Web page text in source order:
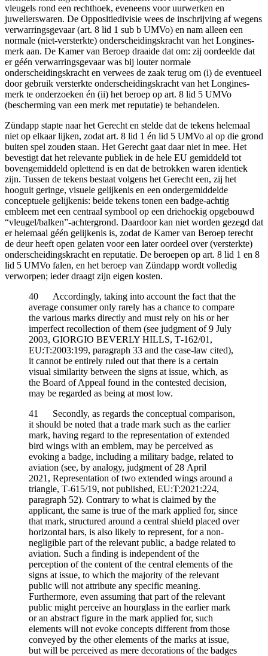
vleugels rond een rechthoek, eveneens voor uurwerken en
juwelierswaren. De Oppositiedivisie wees de inschrijving af wegens
verwarringsgevaar (art. 8 lid 1 sub b UMVo) en nam alleen een
normale (niet-versterkte) onderscheidingskracht van het Longines-
merk aan. De Kamer van Beroep draaide dat om: zij oordeelde dat
er géén verwarringsgevaar was bij louter normale
onderscheidingskracht en verwees de zaak terug om (i) de eventueel
door gebruik versterkte onderscheidingskracht van het Longines-
merk te onderzoeken én (ii) het beroep op art. 8 lid 5 UMVo
(bescherming van een merk met reputatie) te behandelen.
Zündapp stapte naar het Gerecht en stelde dat de tekens helemaal
niet op elkaar lijken, zodat art. 8 lid 1 én lid 5 UMVo al op die grond
buiten spel zouden staan. Het Gerecht gaat daar niet in mee. Het
bevestigt dat het relevante publiek in de hele EU gemiddeld tot
bovengemiddeld oplettend is en dat de betrokken waren identiek
zijn. Tussen de tekens bestaat volgens het Gerecht een, zij het
hooguit geringe, visuele gelijkenis en een ondergemiddelde
conceptuele gelijkenis: beide tekens tonen een badge-achtig
embleem met een centraal symbool op een driehoekig opgebouwd
“vleugel/balken”-achtergrond. Daardoor kan niet worden gezegd dat
er helemaal géén gelijkenis is, zodat de Kamer van Beroep terecht
de deur heeft open gelaten voor een later oordeel over (versterkte)
onderscheidingskracht en reputatie. De beroepen op art. 8 lid 1 en 8
lid 5 UMVo falen, en het beroep van Zündapp wordt volledig
verworpen; ieder draagt zijn eigen kosten.
40 Accordingly, taking into account the fact that the
average consumer only rarely has a chance to compare
the various marks directly and must rely on his or her
imperfect recollection of them (see judgment of 9 July
2003, GIORGIO BEVERLY HILLS, T‑162/01,
EU:T:2003:199, paragraph 33 and the case-law cited),
it cannot be entirely ruled out that there is a certain
visual similarity between the signs at issue, which, as
the Board of Appeal found in the contested decision,
may be regarded as being at most low.
41 Secondly, as regards the conceptual comparison,
it should be noted that a trade mark such as the earlier
mark, having regard to the representation of extended
bird wings with an emblem, may be perceived as
evoking a badge, including a military badge, related to
aviation (see, by analogy, judgment of 28 April
2021, Representation of two extended wings around a
triangle, T‑615/19, not published, EU:T:2021:224,
paragraph 52). Contrary to what is claimed by the
applicant, the same is true of the mark applied for, since
that mark, structured around a central shield placed over
horizontal bars, is also likely to represent, for a non-
negligible part of the relevant public, a badge related to
aviation. Such a finding is independent of the
perception of the content of the central elements of the
signs at issue, to which the majority of the relevant
public will not attribute any specific meaning.
Furthermore, even assuming that part of the relevant
public might perceive an hourglass in the earlier mark
or an abstract figure in the mark applied for, such
elements will not evoke concepts different from those
conveyed by the other elements of the marks at issue,
but will be perceived as mere decorations of the badges